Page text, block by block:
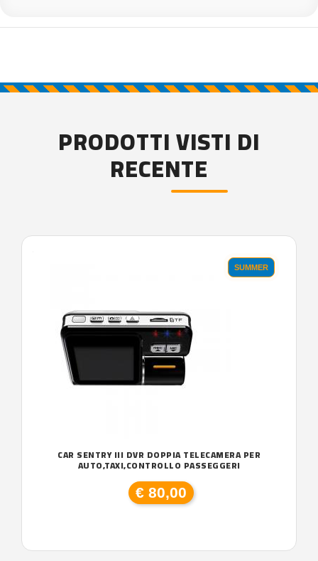
PRODOTTI VISTI DI
RECENTE
SUMMER
CAR SENTRY III DVR DOPPIA TELECAMERA PER
AUTO,TAXI,CONTROLLO PASSEGGERI
€ 80,00